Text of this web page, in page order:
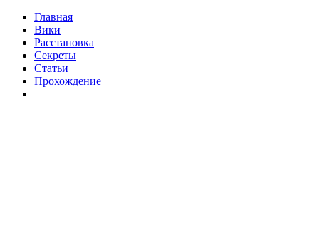
Главная
Вики
Расстановка
Секреты
Статьи
Прохождение